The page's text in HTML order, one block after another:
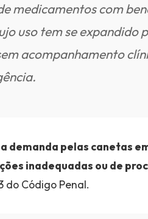
medicamentos com
uso tem se
acompanhamento
demanda pelas canetas
inadequadas ou de
do Código Penal.